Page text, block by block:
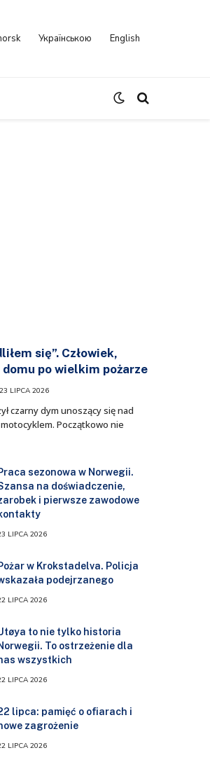
Українською English
się”. Człowiek,
po wielkim pożarze
23 LIPCA 2026
czarny dym unoszący się nad
Początkowo nie
sezonowa w Norwegii.
na doświadczenie,
i pierwsze zawodowe
LIPCA 2026
w Krokstadelva. Policja
podejrzanego
LIPCA 2026
to nie tylko historia
To ostrzeżenie dla
wszystkich
LIPCA 2026
lipca: pamięć o ofiarach i
zagrożenie
LIPCA 2026